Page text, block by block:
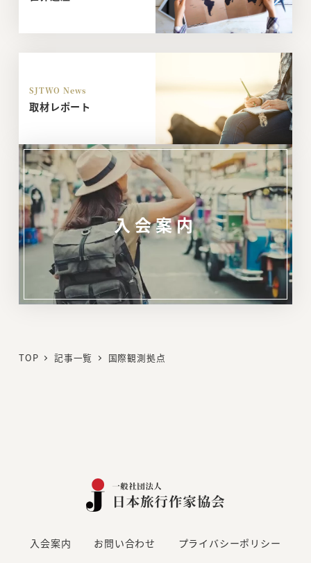
SJTWO News
取材レポート
入会案内
TOP 記事一覧 国際観測拠点
入会案内 お問い合わせ プライバシーポリシー